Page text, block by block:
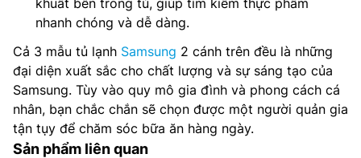
nhanh chóng và dễ dàng.
Cả 3 mẫu tủ lạnh Samsung 2 cánh trên đều là những
đại diện xuất sắc cho chất lượng và sự sáng tạo của
Samsung. Tùy vào quy mô gia đình và phong cách cá
nhân, bạn chắc chắn sẽ chọn được một người quản gia
tận tụy để chăm sóc bữa ăn hàng ngày.
Sản phẩm liên quan